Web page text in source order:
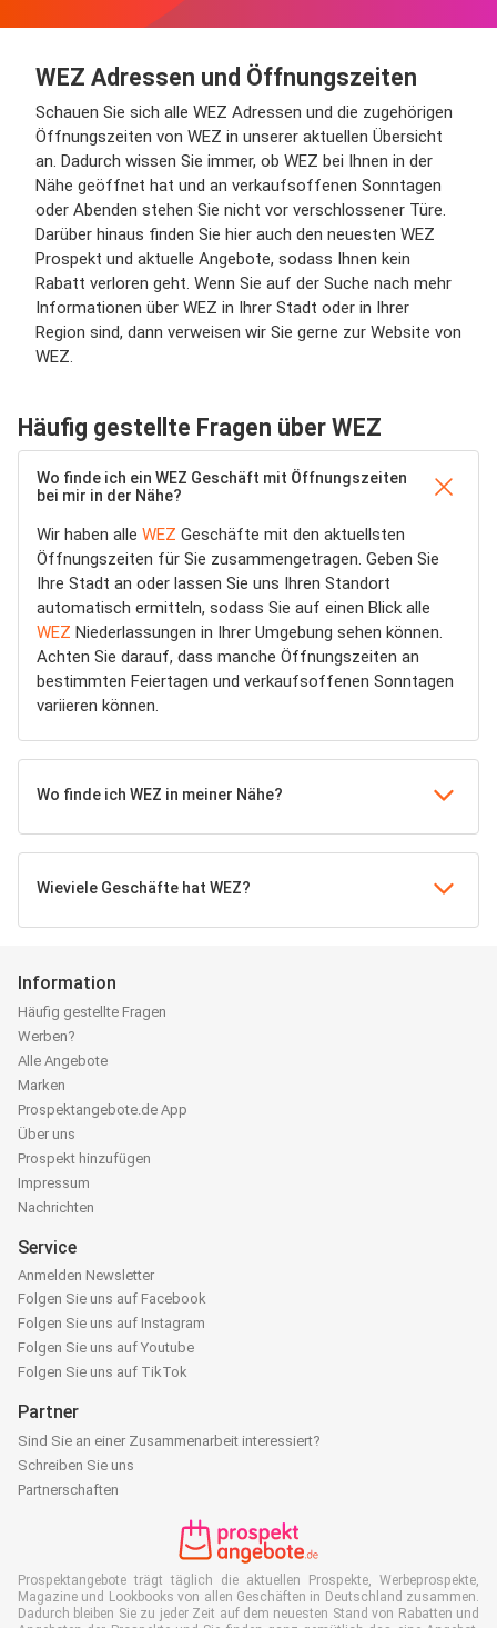
WEZ Adressen und Öffnungszeiten
Schauen Sie sich alle WEZ Adressen und die zugehörigen
Öffnungszeiten von WEZ in unserer aktuellen Übersicht
an. Dadurch wissen Sie immer, ob WEZ bei Ihnen in der
Nähe geöffnet hat und an verkaufsoffenen Sonntagen
oder Abenden stehen Sie nicht vor verschlossener Türe.
Darüber hinaus finden Sie hier auch den neuesten WEZ
Prospekt und aktuelle Angebote, sodass Ihnen kein
Rabatt verloren geht. Wenn Sie auf der Suche nach mehr
Informationen über WEZ in Ihrer Stadt oder in Ihrer
Region sind, dann verweisen wir Sie gerne zur Website von
WEZ.
Häufig gestellte Fragen über WEZ
Wo finde ich ein WEZ Geschäft mit Öffnungszeiten
bei mir in der Nähe?
Wir haben alle WEZ Geschäfte mit den aktuellsten
Öffnungszeiten für Sie zusammengetragen. Geben Sie
Ihre Stadt an oder lassen Sie uns Ihren Standort
automatisch ermitteln, sodass Sie auf einen Blick alle
WEZ Niederlassungen in Ihrer Umgebung sehen können.
Achten Sie darauf, dass manche Öffnungszeiten an
bestimmten Feiertagen und verkaufsoffenen Sonntagen
variieren können.
Wo finde ich WEZ in meiner Nähe?
Wieviele Geschäfte hat WEZ?
Information
Häufig gestellte Fragen
Werben?
Alle Angebote
Marken
Prospektangebote.de App
Über uns
Prospekt hinzufügen
Impressum
Nachrichten
Service
Anmelden Newsletter
Folgen Sie uns auf Facebook
Folgen Sie uns auf Instagram
Folgen Sie uns auf Youtube
Folgen Sie uns auf TikTok
Partner
Sind Sie an einer Zusammenarbeit interessiert?
Schreiben Sie uns
Partnerschaften
Prospektangebote trägt täglich die aktuellen Prospekte, Werbeprospekte,
Magazine und Lookbooks von allen Geschäften in Deutschland zusammen.
Dadurch bleiben Sie zu jeder Zeit auf dem neuesten Stand von Rabatten und